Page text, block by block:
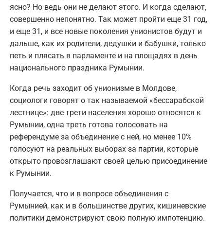
ясно? Но ведь они не делают этого. И когда сделают,
совершенно непонятно. Так может пройти еще 31 год,
и еще 31, и все новые поколения унионистов будут и
дальше, как их родители, дедушки и бабушки, только
петь и плясать в парламенте и на площадях в день
национального праздника Румынии.
Когда речь заходит об унионизме в Молдове,
социологи говорят о так называемой «бессарабской
лестнице»: две трети населения хорошо относятся к
Румынии, одна треть готова голосовать на
референдуме за объединение с ней, но менее 10%
голосуют на реальных выборах за партии, которые
открыто провозглашают своей целью присоединение
к Румынии.
Получается, что и в вопросе объединения с
Румынией, как и в большинстве других, кишиневские
политики демонстрируют свою полную импотенцию.